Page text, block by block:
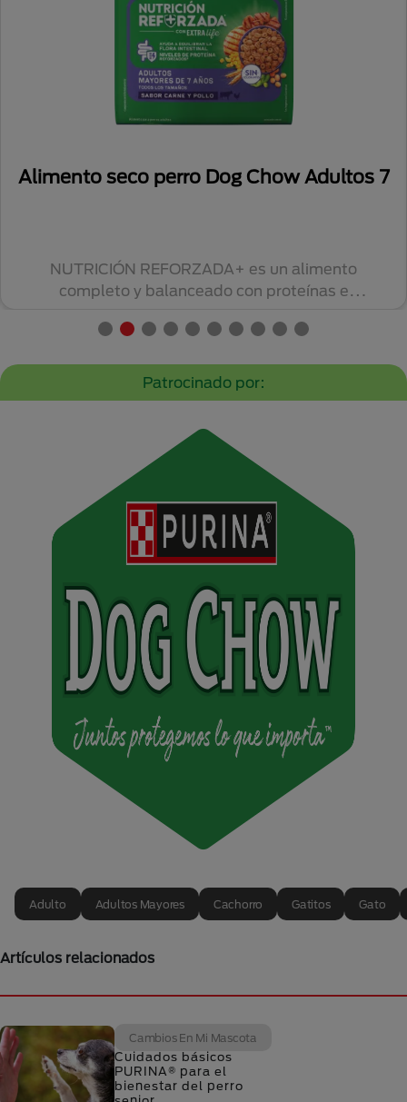
Alimento seco perro Dog Chow Adultos 7
NUTRICIÓN REFORZADA+ es un alimento
completo y balanceado con proteínas e
Patrocinado por:
Adulto Adultos Mayores Cachorro Gatitos Gato
Artículos relacionados
Cambios En Mi Mascota
Cuidados básicos
PURINA® para el
bienestar del perro